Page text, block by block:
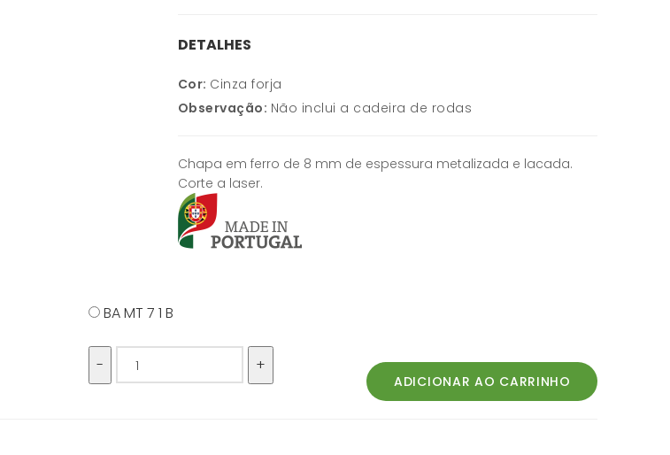
DETALHES
Cor: Cinza forja
Observação: Não inclui a cadeira de rodas
Chapa em ferro de 8 mm de espessura metalizada e lacada.
Corte a laser.
BA MT 7 1 B